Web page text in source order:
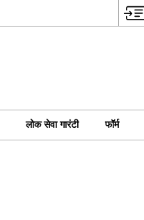
लोक सेवा गारंटी फॉर्म